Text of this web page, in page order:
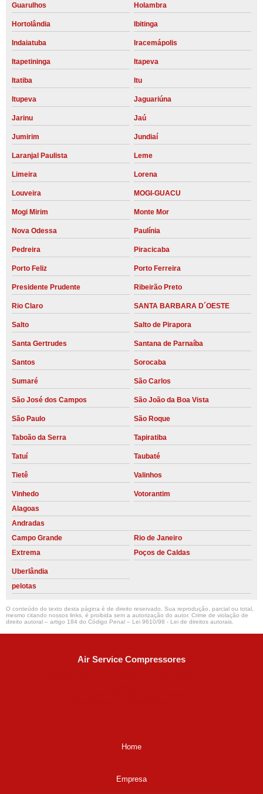
Guarulhos Holambra
Hortolândia Ibitinga
Indaiatuba Iracemápolis
Itapetininga Itapeva
Itatiba Itu
Itupeva Jaguariúna
Jarinu Jaú
Jumirim Jundiaí
Laranjal Paulista Leme
Limeira Lorena
Louveira MOGI-GUACU
Mogi Mirim Monte Mor
Nova Odessa Paulínia
Pedreira Piracicaba
Porto Feliz Porto Ferreira
Presidente Prudente Ribeirão Preto
Rio Claro SANTA BARBARA D´OESTE
Salto Salto de Pirapora
Santa Gertrudes Santana de Parnaíba
Santos Sorocaba
Sumaré São Carlos
São José dos Campos São João da Boa Vista
São Paulo São Roque
Taboão da Serra Tapiratiba
Tatuí Taubaté
Tietê Valinhos
Vinhedo
Votorantim
Alagoas
Andradas
Campo Grande
Rio de Janeiro
Extrema
Poços de Caldas
Uberlândia
pelotas
O conteúdo do texto desta página é de direito reservado. Sua reprodução, parcial ou total,
mesmo citando nossos links, é proibida sem a autorização do autor. Crime de violação de
direito autoral – artigo 184 do Código Penal – Lei 9610/98 - Lei de direitos autorais.
Air Service Compressores
Home
Empresa